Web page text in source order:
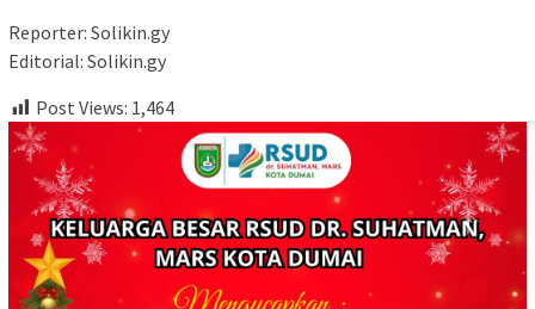
Reporter: Solikin.gy
Editorial: Solikin.gy
Post Views: 1,464